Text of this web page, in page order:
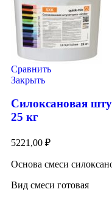
Сравнить
Закрыть
Силоксановая
25 кг
5221,00 ₽
Основа смеси
Вид смеси готовая